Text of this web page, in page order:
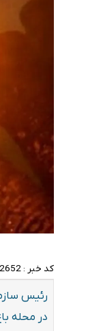
کد خبر :
رئیس
در محله